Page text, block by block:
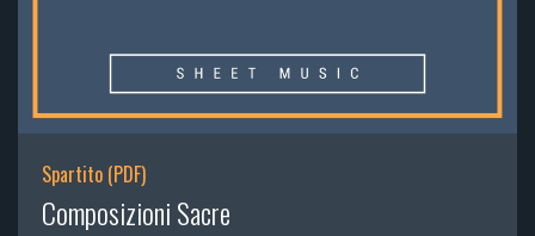
Spartito (PDF)
Composizioni Sacre